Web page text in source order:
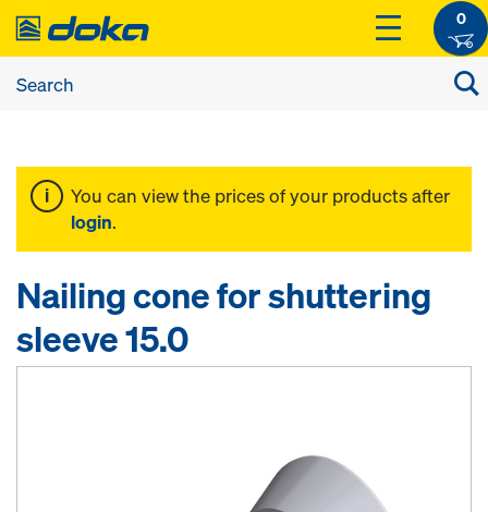
0
You can view the prices of your products after
login.
Nailing cone for shuttering
sleeve 15.0